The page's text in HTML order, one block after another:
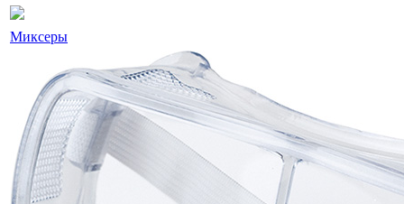
Миксеры